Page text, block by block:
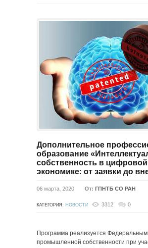
Дополнительное
образование
собственность в цифровой
экономике: от заявки до
06 марта, 2020 От: ГПНТБ СО РАН
КАТЕГОРИЯ: НОВОСТИ 3312 0
Программа реализуется
промышленной собственности при